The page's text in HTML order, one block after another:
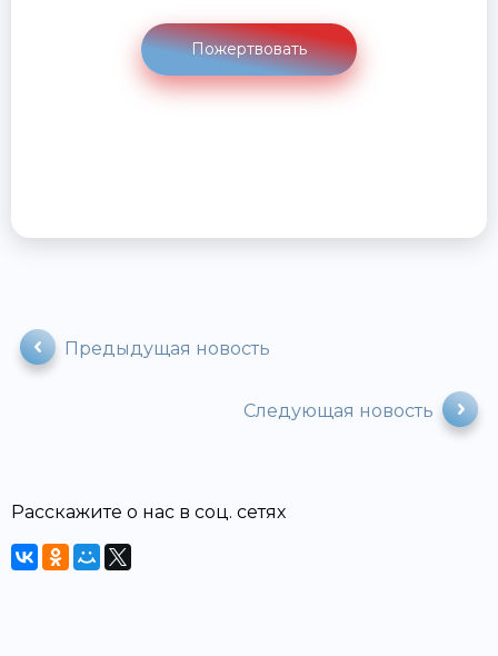
Пожертвовать
Предыдущая новость
Следующая новость
Расскажите о нас в соц. сетях